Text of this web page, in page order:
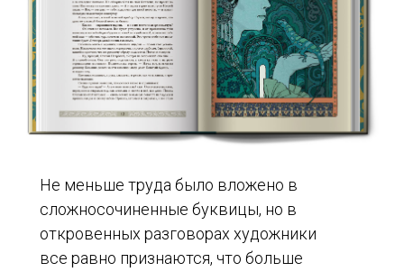
Не меньше труда было вложено в
сложносочиненные буквицы, но в
откровенных разговорах художники
все равно признаются, что больше